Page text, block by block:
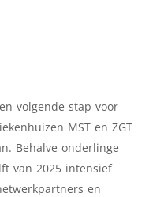
volgende stap voor
MST en ZGT
Behalve onderlinge
van 2025 intensief
en